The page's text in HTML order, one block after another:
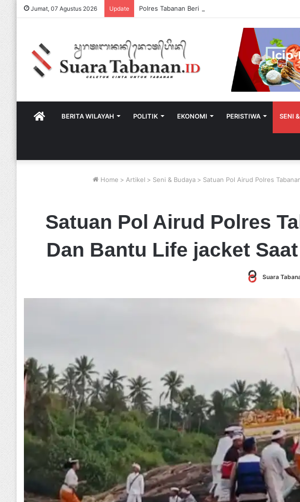
Jumat, 07 Agustus 2026 Update
HOMEBERITA WILAYAH POLITIK EKONOMI PERISTIWA SENI
Home > Artikel > Seni & Budaya > Satuan Pol Airud Polres
Satuan Pol Airud Polres
Dan Bantu Life jacket
Suara